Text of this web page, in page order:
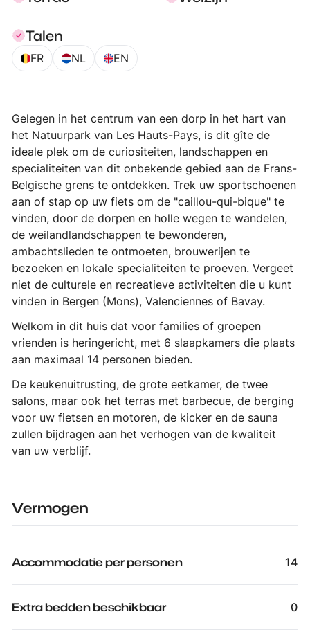
Talen
FR NL EN
Gelegen in het centrum van een dorp in het hart van
het Natuurpark van Les Hauts-Pays, is dit gîte de
ideale plek om de curiositeiten, landschappen en
specialiteiten van dit onbekende gebied aan de Frans-
Belgische grens te ontdekken. Trek uw sportschoenen
aan of stap op uw fiets om de "caillou-qui-bique" te
vinden, door de dorpen en holle wegen te wandelen,
de weilandlandschappen te bewonderen,
ambachtslieden te ontmoeten, brouwerijen te
bezoeken en lokale specialiteiten te proeven. Vergeet
niet de culturele en recreatieve activiteiten die u kunt
vinden in Bergen (Mons), Valenciennes of Bavay.
Welkom in dit huis dat voor families of groepen
vrienden is heringericht, met 6 slaapkamers die plaats
aan maximaal 14 personen bieden.
De keukenuitrusting, de grote eetkamer, de twee
salons, maar ook het terras met barbecue, de berging
voor uw fietsen en motoren, de kicker en de sauna
zullen bijdragen aan het verhogen van de kwaliteit
van uw verblijf.
Vermogen
Accommodatie per personen 14
Extra bedden beschikbaar 0